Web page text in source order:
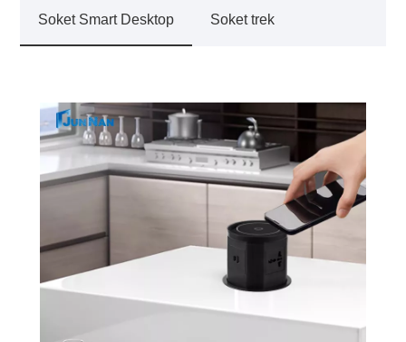
Soket Smart Desktop Soket trek